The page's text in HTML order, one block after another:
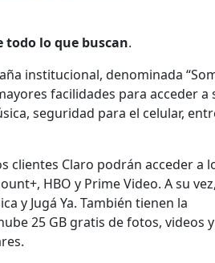
todo lo que buscan.
institucional, denominada
facilidades para acceder a
seguridad para el celular,
clientes Claro podrán acceder a
HBO y Prime Video. A su
y Jugá Ya. También tienen la
25 GB gratis de fotos, videos y